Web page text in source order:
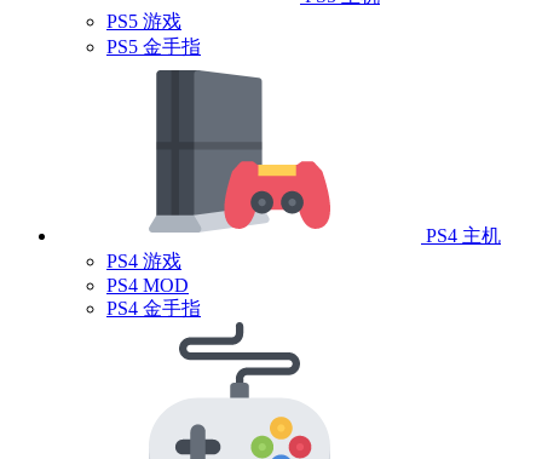
PS5 游戏
PS5 金手指
PS4 主机
PS4 游戏
PS4 MOD
PS4 金手指